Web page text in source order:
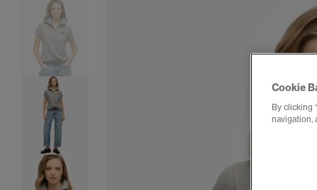
Cookie
By clicking
navigation,